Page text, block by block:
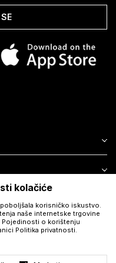
kolačiće
korisničko iskustvo.
naše internetske trgovine
Pojedinosti o korištenju
Politika privatnosti.